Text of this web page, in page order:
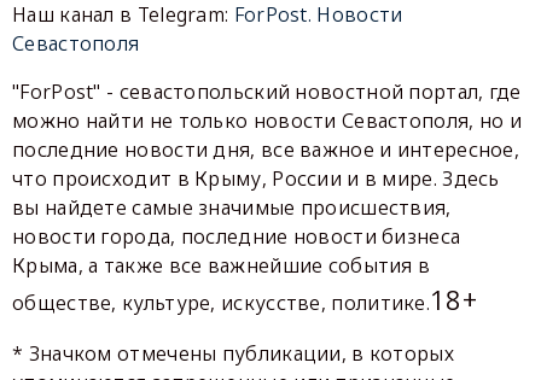
Наш канал в Telegram: ForPost. Новости
Севастополя
"ForPost" - севастопольский новостной портал, где
можно найти не только новости Севастополя, но и
последние новости дня, все важное и интересное,
что происходит в Крыму, России и в мире. Здесь
вы найдете самые значимые происшествия,
новости города, последние новости бизнеса
Крыма, а также все важнейшие события в
обществе, культуре, искусстве, политике.18+
* Значком отмечены публикации, в которых